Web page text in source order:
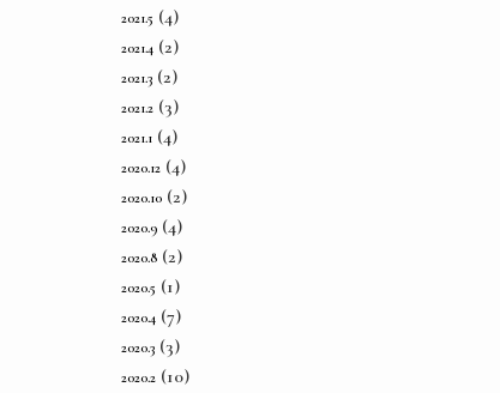
2021.5 (4)
2021.4 (2)
2021.3 (2)
2021.2 (3)
2021.1 (4)
2020.12 (4)
2020.10 (2)
2020.9 (4)
2020.8 (2)
2020.5 (1)
2020.4 (7)
2020.3 (3)
2020.2 (10)